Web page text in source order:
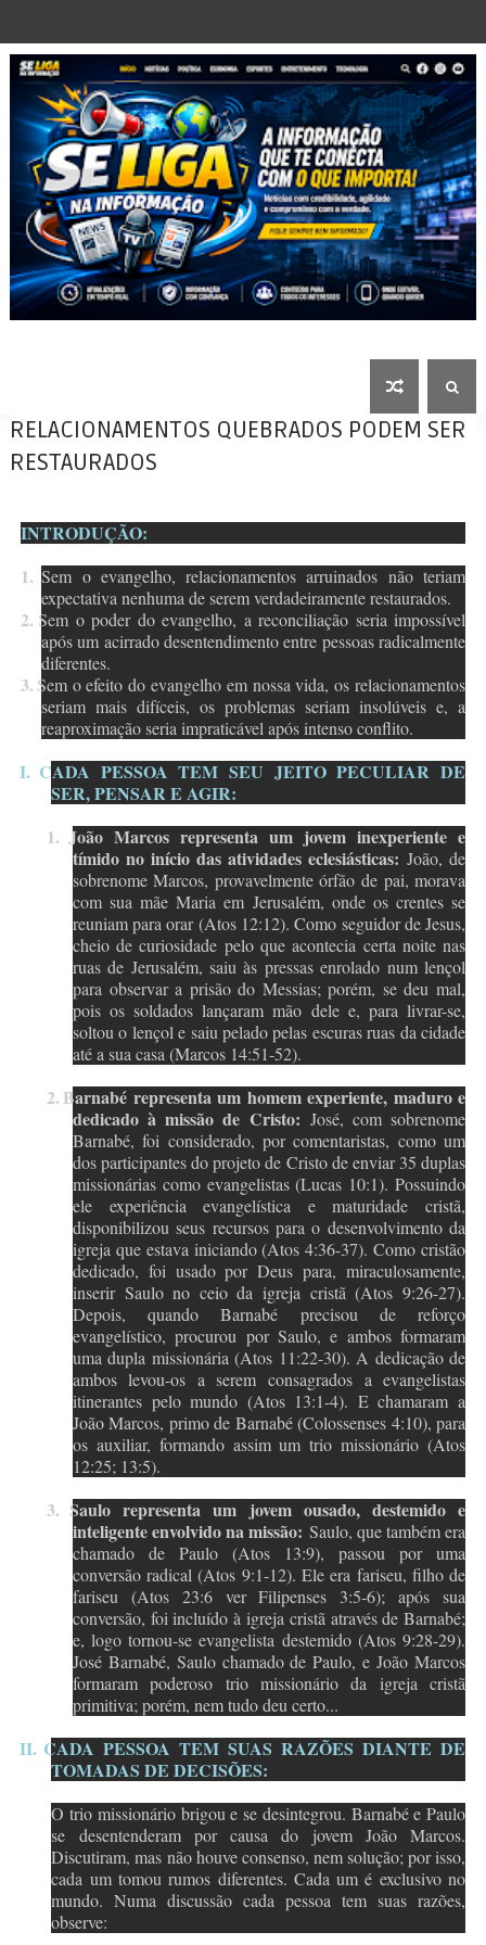
RELACIONAMENTOS QUEBRADOS PODEM SER
RESTAURADOS
INTRODUÇÃO:
1. Sem o evangelho, relacionamentos arruinados não teriam
expectativa nenhuma de serem verdadeiramente restaurados.
2. Sem o poder do evangelho, a reconciliação seria impossível
após um acirrado desentendimento entre pessoas radicalmente
diferentes.
3. Sem o efeito do evangelho em nossa vida, os relacionamentos
seriam mais difíceis, os problemas seriam insolúveis e, a
reaproximação seria impraticável após intenso conflito.
I. CADA PESSOA TEM SEU JEITO PECULIAR DE
SER, PENSAR E AGIR:
1. João Marcos representa um jovem inexperiente e
tímido no início das atividades eclesiásticas: João, de
sobrenome Marcos, provavelmente órfão de pai, morava
com sua mãe Maria em Jerusalém, onde os crentes se
reuniam para orar (Atos 12:12). Como seguidor de Jesus,
cheio de curiosidade pelo que acontecia certa noite nas
ruas de Jerusalém, saiu às pressas enrolado num lençol
para observar a prisão do Messias; porém, se deu mal,
pois os soldados lançaram mão dele e, para livrar-se,
soltou o lençol e saiu pelado pelas escuras ruas da cidade
até a sua casa (Marcos 14:51-52).
2. Barnabé representa um homem experiente, maduro e
dedicado à missão de Cristo: José, com sobrenome
Barnabé, foi considerado, por comentaristas, como um
dos participantes do projeto de Cristo de enviar 35 duplas
missionárias como evangelistas (Lucas 10:1). Possuindo
ele experiência evangelística e maturidade cristã,
disponibilizou seus recursos para o desenvolvimento da
igreja que estava iniciando (Atos 4:36-37). Como cristão
dedicado, foi usado por Deus para, miraculosamente,
inserir Saulo no ceio da igreja cristã (Atos 9:26-27).
Depois, quando Barnabé precisou de reforço
evangelístico, procurou por Saulo, e ambos formaram
uma dupla missionária (Atos 11:22-30). A dedicação de
ambos levou-os a serem consagrados a evangelistas
itinerantes pelo mundo (Atos 13:1-4). E chamaram a
João Marcos, primo de Barnabé (Colossenses 4:10), para
os auxiliar, formando assim um trio missionário (Atos
12:25; 13:5).
3. Saulo representa um jovem ousado, destemido e
inteligente envolvido na missão: Saulo, que também era
chamado de Paulo (Atos 13:9), passou por uma
conversão radical (Atos 9:1-12). Ele era fariseu, filho de
fariseu (Atos 23:6 ver Filipenses 3:5-6); após sua
conversão, foi incluído à igreja cristã através de Barnabé;
e, logo tornou-se evangelista destemido (Atos 9:28-29).
José Barnabé, Saulo chamado de Paulo, e João Marcos
formaram poderoso trio missionário da igreja cristã
primitiva; porém, nem tudo deu certo...
II. CADA PESSOA TEM SUAS RAZÕES DIANTE DE
TOMADAS DE DECISÕES:
O trio missionário brigou e se desintegrou. Barnabé e Paulo
se desentenderam por causa do jovem João Marcos.
Discutiram, mas não houve consenso, nem solução; por isso,
cada um tomou rumos diferentes. Cada um é exclusivo no
mundo. Numa discussão cada pessoa tem suas razões,
observe: